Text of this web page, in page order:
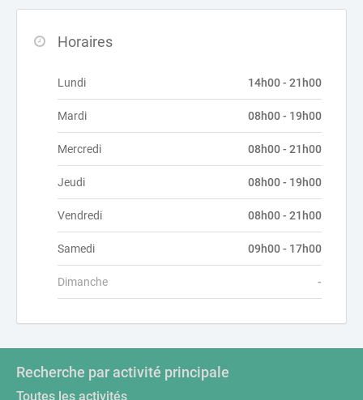
Horaires
Lundi 14h00 - 21h00
Mardi 08h00 - 19h00
Mercredi 08h00 - 21h00
Jeudi 08h00 - 19h00
Vendredi 08h00 - 21h00
Samedi 09h00 - 17h00
Dimanche -
Recherche par activité principale
Toutes les activités